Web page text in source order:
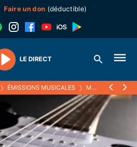
Faire un don (déductible)
Play
LE DIRECT
❯ ÉMISSIONS MUSICALES ❯ MELODIC RAM